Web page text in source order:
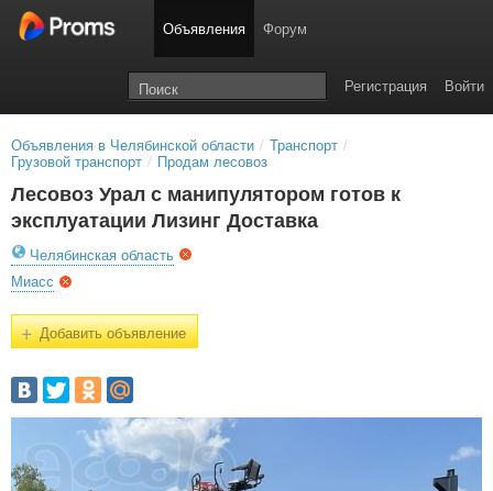
Объявления Форум
Войти
Регистрация
Объявления в Челябинской области / Транспорт /
Грузовой транспорт / Продам лесовоз
Лесовоз Урал с манипулятором готов к
эксплуатации Лизинг Доставка
Челябинская область
Миасс
+Добавить объявление